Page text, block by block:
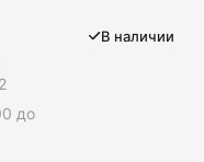
до
В наличии